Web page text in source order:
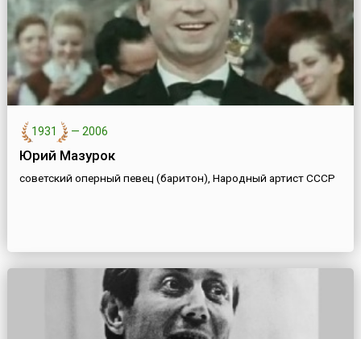
1931 — 2006
Юрий Мазурок
советский оперный певец (баритон), Народный артист СССР